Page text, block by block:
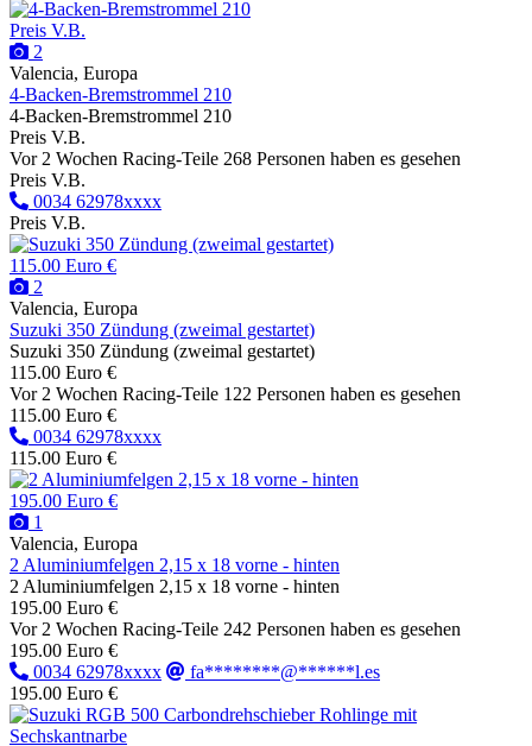
Preis V.B.
2
Valencia, Europa
4-Backen-Bremstrommel 210
4-Backen-Bremstrommel 210
Preis V.B.
Vor 2 Wochen Racing-Teile 268 Personen haben es gesehen
Preis V.B.
0034 62978xxxx
Preis V.B.
115.00 Euro €
2
Valencia, Europa
Suzuki 350 Zündung (zweimal gestartet)
Suzuki 350 Zündung (zweimal gestartet)
115.00 Euro €
Vor 2 Wochen Racing-Teile 122 Personen haben es gesehen
115.00 Euro €
0034 62978xxxx
115.00 Euro €
195.00 Euro €
1
Valencia, Europa
2 Aluminiumfelgen 2,15 x 18 vorne - hinten
2 Aluminiumfelgen 2,15 x 18 vorne - hinten
195.00 Euro €
Vor 2 Wochen Racing-Teile 242 Personen haben es gesehen
195.00 Euro €
0034 62978xxxx
fa********@******l.es
195.00 Euro €